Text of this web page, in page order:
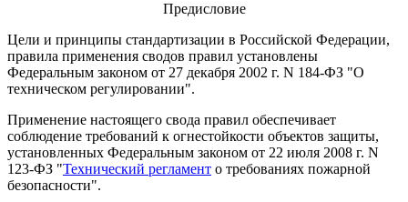
Предисловие
Цели и принципы стандартизации в Российской Федерации,
правила применения сводов правил установлены
Федеральным законом от 27 декабря 2002 г. N 184-ФЗ "О
техническом регулировании".
Применение настоящего свода правил обеспечивает
соблюдение требований к огнестойкости объектов защиты,
установленных Федеральным законом от 22 июля 2008 г. N
123-ФЗ "Технический регламент о требованиях пожарной
безопасности".